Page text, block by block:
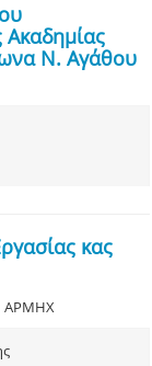
Ν. Αγάθου
κας
ΑΡΜΗΧ